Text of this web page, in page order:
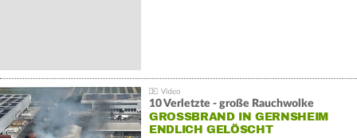
10 Verletzte - große Rauchwolke
GROSSBRAND IN GERNSHEIM E
NDLICH GELÖSCHT